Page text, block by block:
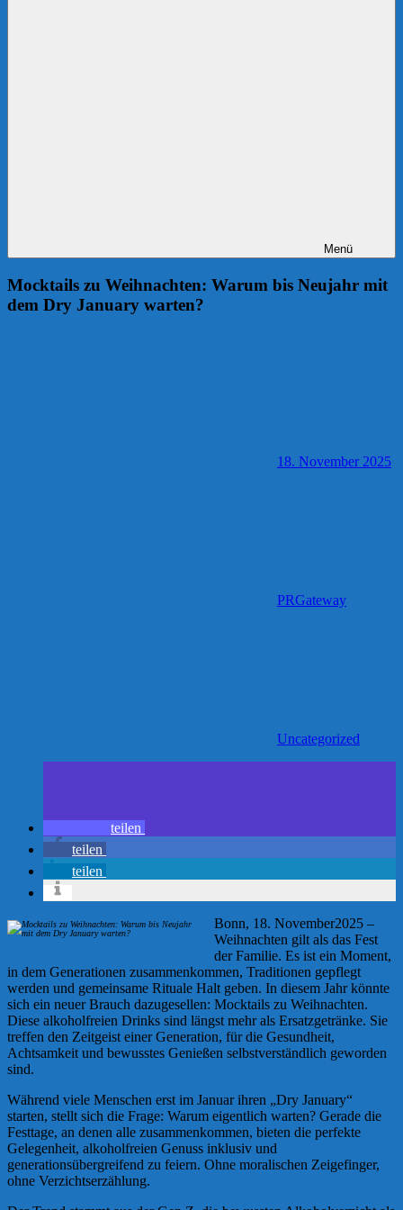
Menü
Mocktails zu Weihnachten: Warum bis Neujahr mit
dem Dry January warten?
18. November 2025
PRGateway
Uncategorized
teilen
teilen
teilen
Bonn, 18. November2025 –
Weihnachten gilt als das Fest
der Familie. Es ist ein Moment,
in dem Generationen zusammenkommen, Traditionen gepflegt
werden und gemeinsame Rituale Halt geben. In diesem Jahr könnte
sich ein neuer Brauch dazugesellen: Mocktails zu Weihnachten.
Diese alkoholfreien Drinks sind längst mehr als Ersatzgetränke. Sie
treffen den Zeitgeist einer Generation, für die Gesundheit,
Achtsamkeit und bewusstes Genießen selbstverständlich geworden
sind.
Während viele Menschen erst im Januar ihren „Dry January“
starten, stellt sich die Frage: Warum eigentlich warten? Gerade die
Festtage, an denen alle zusammenkommen, bieten die perfekte
Gelegenheit, alkoholfreien Genuss inklusiv und
generationsübergreifend zu feiern. Ohne moralischen Zeigefinger,
ohne Verzichtserzählung.